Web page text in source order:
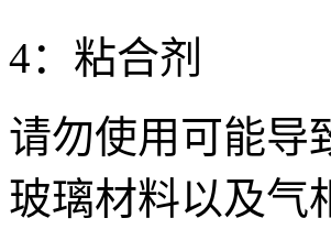
4：粘合剂
请勿使用可能导
玻璃材料以及气